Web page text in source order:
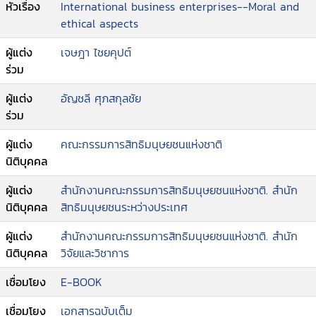
หัวเรื่อง
International business enterprises--Moral and
ethical aspects
ผู้แต่ง
ร่วม
เจษฎา ไชยคุปต์
ผู้แต่ง
ร่วม
อัญชลี ศุภสกุลชัย
ผู้แต่ง
นิติบุคคล
คณะกรรมการสิทธิมนุษยชนแห่งชาติ
ผู้แต่ง
นิติบุคคล
สำนักงานคณะกรรมการสิทธิมนุษยชนแห่งชาติ. สำนัก
สิทธิมนุษยชนระหว่างประเทศ
ผู้แต่ง
นิติบุคคล
สำนักงานคณะกรรมการสิทธิมนุษยชนแห่งชาติ. สำนัก
วิจัยและวิชาการ
เชื่อมโยง
E-BOOK
เชื่อมโยง
เอกสารฉบับเต็ม